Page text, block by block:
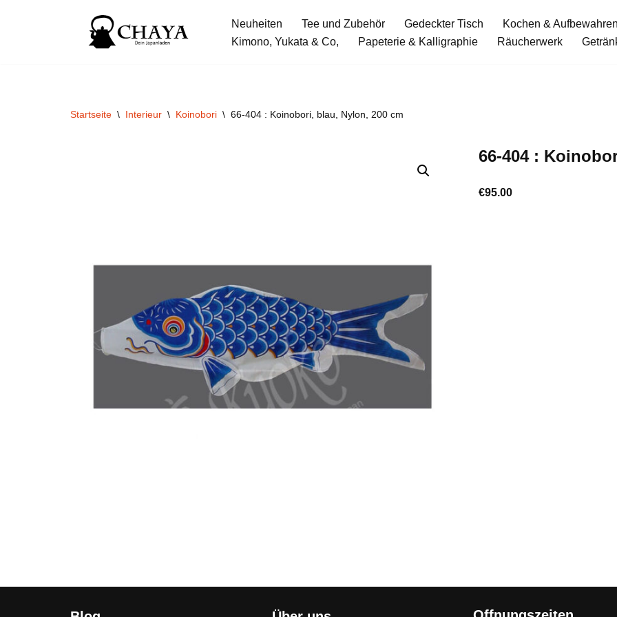
Neuheiten Tee und Zubehör Gedeckter Tisch Kochen & Aufbewahren
Kimono, Yukata & Co,
Papeterie & Kalligraphie Räucherwerk
Startseite \ Interieur \ Koinobori \ 66-404 : Koinobori, blau, Nylon, 200 cm
66-404 :
€95.00